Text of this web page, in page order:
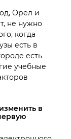
Орел и
не нужно
когда
есть в
есть
учебные
в